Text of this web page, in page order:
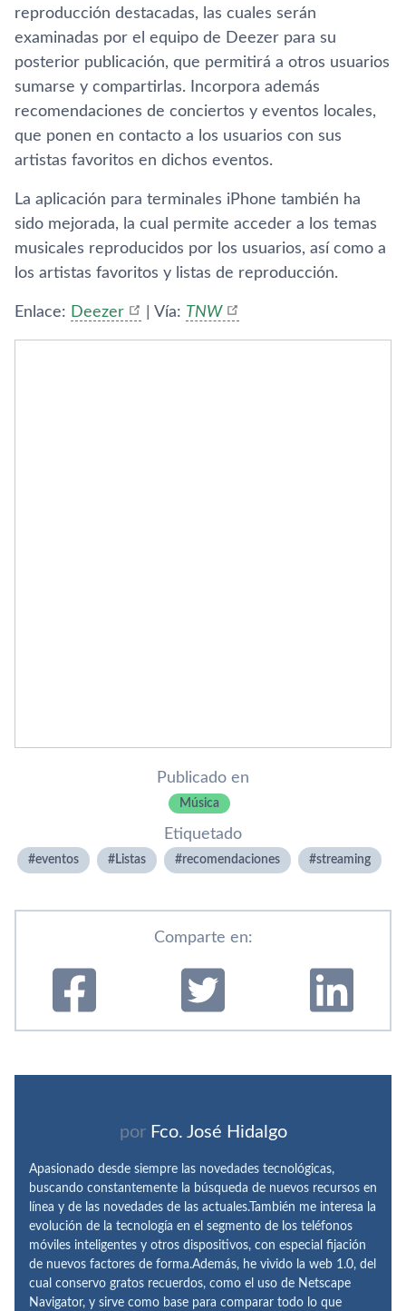
reproducción destacadas, las cuales serán
examinadas por el equipo de Deezer para su
posterior publicación, que permitirá a otros usuarios
sumarse y compartirlas. Incorpora además
recomendaciones de conciertos y eventos locales,
que ponen en contacto a los usuarios con sus
artistas favoritos en dichos eventos.
La aplicación para terminales iPhone también ha
sido mejorada, la cual permite acceder a los temas
musicales reproducidos por los usuarios, así­ como a
los artistas favoritos y listas de reproducción.
Enlace: Deezer | Ví­a: TNW
Publicado en
Música
Etiquetado
eventos Listas recomendaciones streaming
Comparte en:
por Fco. José Hidalgo
Apasionado desde siempre las novedades tecnológicas,
buscando constantemente la búsqueda de nuevos recursos en
línea y de las novedades de las actuales.También me interesa la
evolución de la tecnología en el segmento de los teléfonos
móviles inteligentes y otros dispositivos, con especial fijación
de nuevos factores de forma.Además, he vivido la web 1.0, del
cual conservo gratos recuerdos, como el uso de Netscape
Navigator, y sirve como base para comparar todo lo que